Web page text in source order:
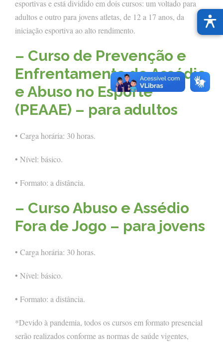
esportivas e está dividido em dois cursos: um voltado para
adultos e outro para jovens atletas, de 12 a 17 anos, da
iniciação esportiva ao alto rendimento.
– Curso de Prevenção e
Enfrentamento do Assédio
e Abuso no Esporte
(PEAAE) – para adultos
• Carga horária: 30 horas.
• Nível: básico.
• Formato: a distância.
– Curso Abuso e Assédio
Fora de Jogo – para jovens
• Carga horária: 30 horas.
• Nível: básico.
• Formato: a distância.
*Devido à pandemia, todos os cursos em formato presencial
serão realizados conforme as normas de saúde vigentes,